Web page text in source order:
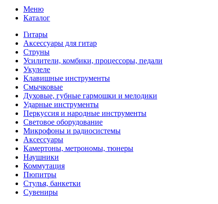
Меню
Каталог
Гитары
Аксессуары для гитар
Струны
Усилители, комбики, процессоры, педали
Укулеле
Клавишные инструменты
Смычковые
Духовые, губные гармошки и мелодики
Ударные инструменты
Перкуссия и народные инструменты
Световое оборудование
Микрофоны и радиосистемы
Аксессуары
Камертоны, метрономы, тюнеры
Наушники
Коммутация
Пюпитры
Стулья, банкетки
Сувениры